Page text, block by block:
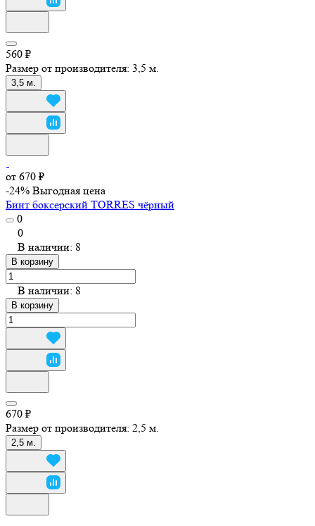
560 ₽
Размер от производителя: 3,5 м.
3,5 м.
от 670 ₽
-24% Выгодная цена
Бинт боксерский TORRES чёрный
0
0
В наличии: 8
В корзину
В наличии: 8
В корзину
670 ₽
Размер от производителя: 2,5 м.
2,5 м.